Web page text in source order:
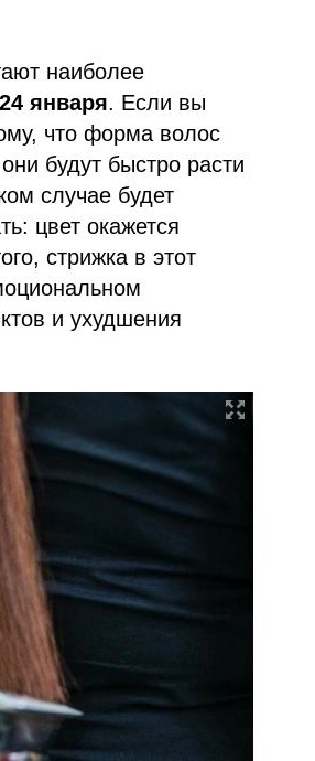
наиболее
24 января. Если вы
что форма волос
будут быстро расти
случае будет
цвет окажется
стрижка в этот
и ухудшения